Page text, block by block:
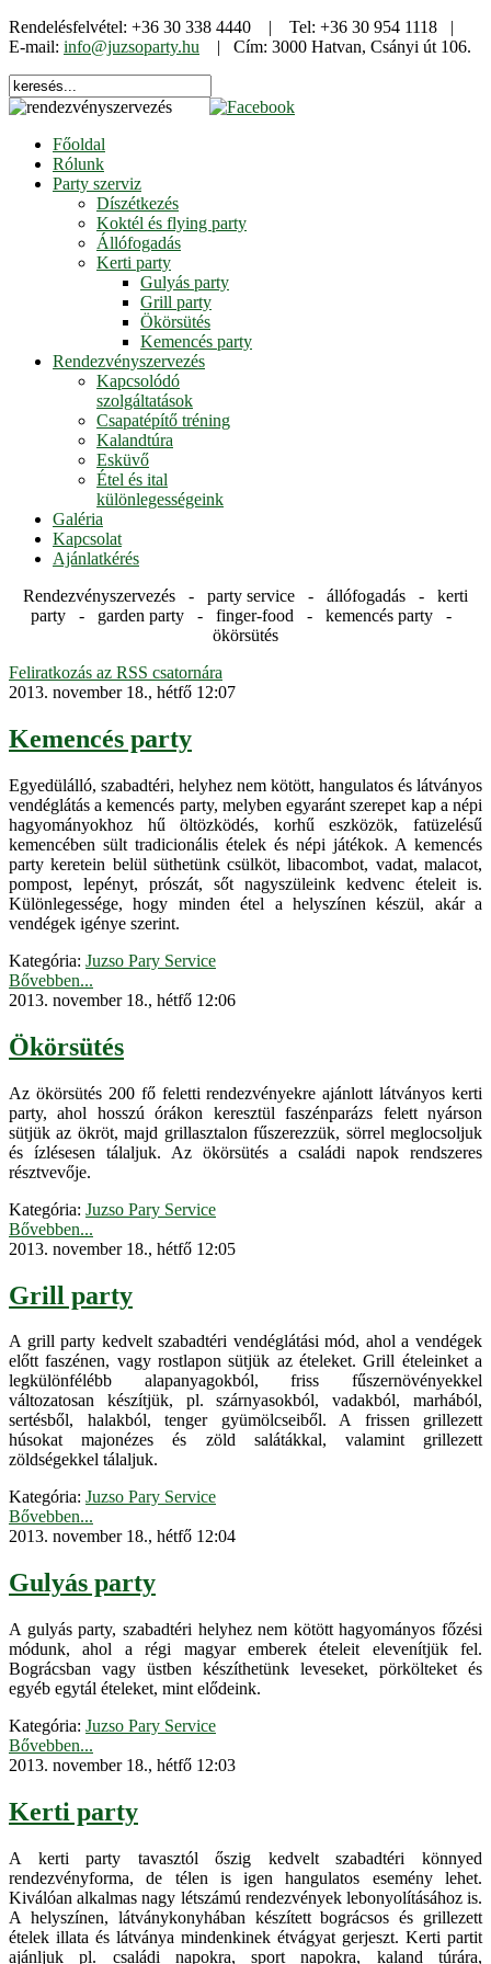
Rendelésfelvétel: +36 30 338 4440 | Tel: +36 30 954 1118 |
E-mail: info@juzsoparty.hu | Cím: 3000 Hatvan, Csányi út 106.
Főoldal
Rólunk
Party szerviz
Díszétkezés
Koktél és flying party
Állófogadás
Kerti party
Gulyás party
Grill party
Ökörsütés
Kemencés party
Rendezvényszervezés
Kapcsolódó
szolgáltatások
Csapatépítő tréning
Kalandtúra
Esküvő
Étel és ital
különlegességeink
Galéria
Kapcsolat
Ajánlatkérés
Rendezvényszervezés - party service - állófogadás - kerti
party - garden party - finger-food - kemencés party -
ökörsütés
Feliratkozás az RSS csatornára
2013. november 18., hétfő 12:07
Kemencés party
Egyedülálló, szabadtéri, helyhez nem kötött, hangulatos és látványos
vendéglátás a kemencés party, melyben egyaránt szerepet kap a népi
hagyományokhoz hű öltözködés, korhű eszközök, fatüzelésű
kemencében sült tradicionális ételek és népi játékok. A kemencés
party keretein belül süthetünk csülköt, libacombot, vadat, malacot,
pompost, lepényt, prószát, sőt nagyszüleink kedvenc ételeit is.
Különlegessége, hogy minden étel a helyszínen készül, akár a
vendégek igénye szerint.
Kategória: Juzso Pary Service
Bővebben...
2013. november 18., hétfő 12:06
Ökörsütés
Az ökörsütés 200 fő feletti rendezvényekre ajánlott látványos kerti
party, ahol hosszú órákon keresztül faszénparázs felett nyárson
sütjük az ökröt, majd grillasztalon fűszerezzük, sörrel meglocsoljuk
és ízlésesen tálaljuk. Az ökörsütés a családi napok rendszeres
résztvevője.
Kategória: Juzso Pary Service
Bővebben...
2013. november 18., hétfő 12:05
Grill party
A grill party kedvelt szabadtéri vendéglátási mód, ahol a vendégek
előtt faszénen, vagy rostlapon sütjük az ételeket. Grill ételeinket a
legkülönfélébb alapanyagokból, friss fűszernövényekkel
változatosan készítjük, pl. szárnyasokból, vadakból, marhából,
sertésből, halakból, tenger gyümölcseiből. A frissen grillezett
húsokat majonézes és zöld salátákkal, valamint grillezett
zöldségekkel tálaljuk.
Kategória: Juzso Pary Service
Bővebben...
2013. november 18., hétfő 12:04
Gulyás party
A gulyás party, szabadtéri helyhez nem kötött hagyományos főzési
módunk, ahol a régi magyar emberek ételeit elevenítjük fel.
Bográcsban vagy üstben készíthetünk leveseket, pörkölteket és
egyéb egytál ételeket, mint elődeink.
Kategória: Juzso Pary Service
Bővebben...
2013. november 18., hétfő 12:03
Kerti party
A kerti party tavasztól őszig kedvelt szabadtéri könnyed
rendezvényforma, de télen is igen hangulatos esemény lehet.
Kiválóan alkalmas nagy létszámú rendezvények lebonyolításához is.
A helyszínen, látványkonyhában készített bográcsos és grillezett
ételek illata és látványa mindenkinek étvágyat gerjeszt. Kerti partit
ajánljuk pl. családi napokra, sport napokra, kaland túrára,